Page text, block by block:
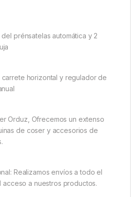
prénsatelas automática y 2
horizontal y regulador de
Orduz, Ofrecemos un extenso
de coser y accesorios de
Realizamos envíos a todo el
acceso a nuestros productos.